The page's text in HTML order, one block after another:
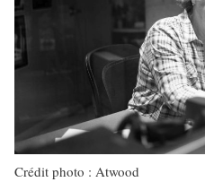
Crédit photo : Atwood